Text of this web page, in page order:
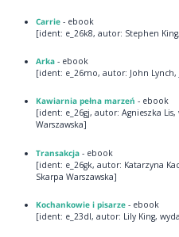
Carrie - ebook
[ident: e_26k8, autor: Stephen
Arka - ebook
[ident: e_26mo, autor: John Lynch,
Kawiarnia pełna marzeń - ebook
[ident: e_26gj, autor: Agnieszka
Warszawska]
Transakcja - ebook
[ident: e_26gk, autor: Katarzyna
Skarpa Warszawska]
Kochankowie i pisarze- ebook
[ident: e_23dl, autor: Lily King,